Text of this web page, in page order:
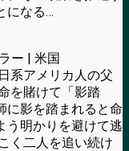
になる…
ー | 米国
系アメリカ人の父
を賭けて「影踏
に影を踏まれると命
う明かりを避けて逃
く二人を追い続け